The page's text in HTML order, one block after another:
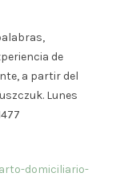
de
a partir del
Lunes
domiciliario-